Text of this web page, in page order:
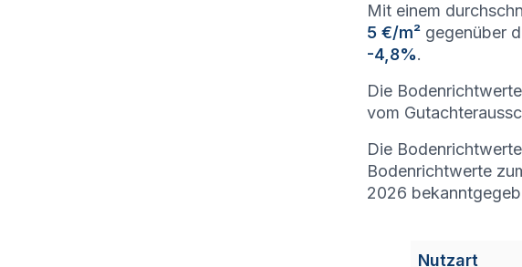
Mit einem
5 €/m² gegenüber
-4,8%.
Die
vom
Die
Bodenrichtwerte
2026
Nutzart